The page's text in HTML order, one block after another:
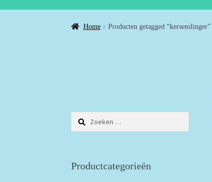
Home Producten getagged “kersenslinger”
naar:
Productcategorieën